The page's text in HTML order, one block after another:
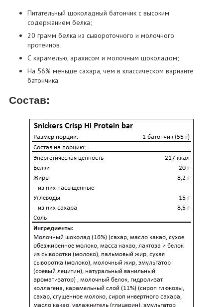
Питательный шоколадный батончик с высоким
содержанием белка;
20 грамм белка из сывороточного и молочного
протеинов;
С карамелью, арахисом и молочным шоколадом;
На 56% меньше сахара, чем в классическом варианте
батончика.
Состав: